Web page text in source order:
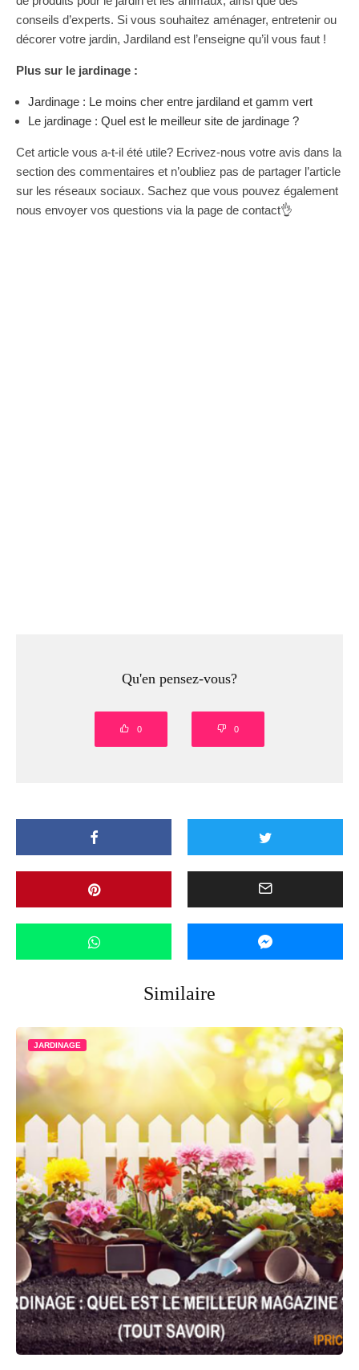
conseils d’experts. Si vous souhaitez aménager, entretenir ou
décorer votre jardin, Jardiland est l’enseigne qu’il vous faut !
Plus sur le jardinage :
Jardinage : Le moins cher entre jardiland et gamm vert
Le jardinage : Quel est le meilleur site de jardinage ?
Cet article vous a-t-il été utile? Ecrivez-nous votre avis dans la
section des commentaires et n’oubliez pas de partager l’article
sur les réseaux sociaux. Sachez que vous pouvez également
nous envoyer vos questions via la page de contact👌
Qu'en pensez-vous?
0 0
Similaire
JARDINAGE